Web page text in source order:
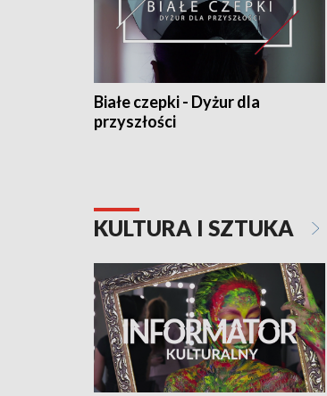
Białe czepki - Dyżur dla
przyszłości
KULTURA I SZTUKA